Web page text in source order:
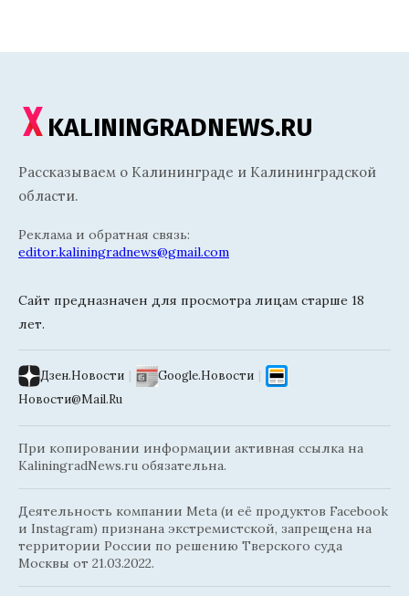
KALININGRADNEWS.RU
Рассказываем о Калининграде и Калининградской
области.
Реклама и обратная связь:
editor.kaliningradnews@gmail.com
Сайт предназначен для просмотра лицам старше 18
лет.
Дзен.Новости | Google.Новости |
Новости@Mail.Ru
При копировании информации активная ссылка на
KaliningradNews.ru обязательна.
Деятельность компании Meta (и её продуктов Facebook
и Instagram) признана экстремистской, запрещена на
территории России по решению Тверского суда
Москвы от 21.03.2022.